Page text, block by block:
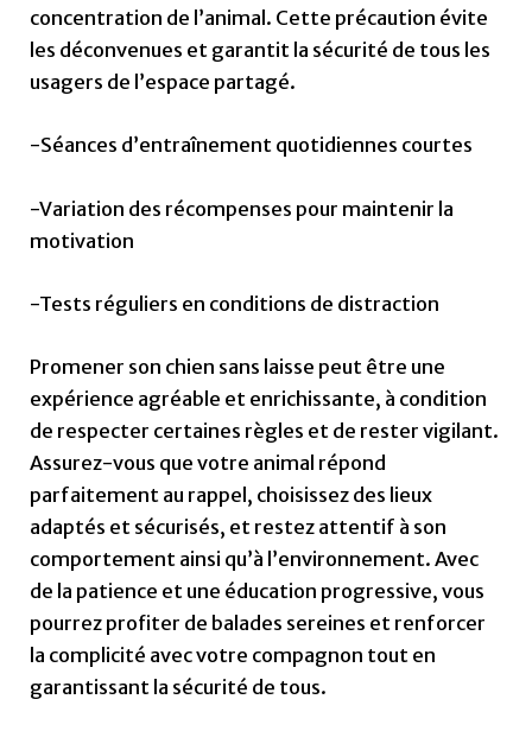
concentration de l’animal. Cette précaution évite
les déconvenues et garantit la sécurité de tous les
usagers de l’espace partagé.
-Séances d’entraînement quotidiennes courtes
-Variation des récompenses pour maintenir la
motivation
-Tests réguliers en conditions de distraction
Promener son chien sans laisse peut être une
expérience agréable et enrichissante, à condition
de respecter certaines règles et de rester vigilant.
Assurez-vous que votre animal répond
parfaitement au rappel, choisissez des lieux
adaptés et sécurisés, et restez attentif à son
comportement ainsi qu’à l’environnement. Avec
de la patience et une éducation progressive, vous
pourrez profiter de balades sereines et renforcer
la complicité avec votre compagnon tout en
garantissant la sécurité de tous.